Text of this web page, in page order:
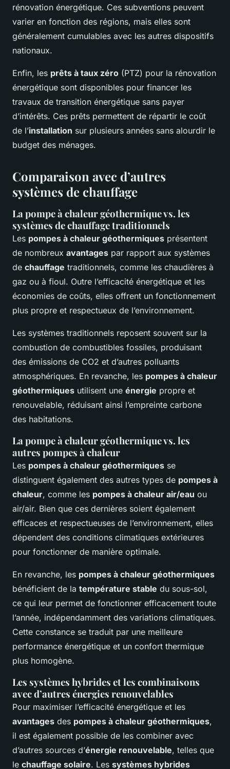
rénovation énergétique. Ces subventions peuvent
varier en fonction des régions, mais elles sont
généralement cumulables avec les autres dispositifs
nationaux.
Enfin, les prêts à taux zéro (PTZ) pour la rénovation
énergétique sont disponibles pour financer les
travaux de transition énergétique sans payer
d’intérêts. Ces prêts permettent de répartir le coût
de l’installation sur plusieurs années sans alourdir le
budget des ménages.
Comparaison avec d’autres
systèmes de chauffage
La pompe à chaleur géothermique vs. les
systèmes de chauffage traditionnels
Les pompes à chaleur géothermiques présentent
de nombreux avantages par rapport aux systèmes
de chauffage traditionnels, comme les chaudières à
gaz ou à fioul. Outre l’efficacité énergétique et les
économies de coûts, elles offrent un fonctionnement
plus propre et respectueux de l’environnement.
Les systèmes traditionnels reposent souvent sur la
combustion de combustibles fossiles, produisant
des émissions de CO2 et d’autres polluants
atmosphériques. En revanche, les pompes à chaleur
géothermiques utilisent une énergie propre et
renouvelable, réduisant ainsi l’empreinte carbone
des habitations.
La pompe à chaleur géothermique vs. les
autres pompes à chaleur
Les pompes à chaleur géothermiques se
distinguent également des autres types de pompes à
chaleur, comme les pompes à chaleur air/eau ou
air/air. Bien que ces dernières soient également
efficaces et respectueuses de l’environnement, elles
dépendent des conditions climatiques extérieures
pour fonctionner de manière optimale.
En revanche, les pompes à chaleur géothermiques
bénéficient de la température stable du sous-sol,
ce qui leur permet de fonctionner efficacement toute
l’année, indépendamment des variations climatiques.
Cette constance se traduit par une meilleure
performance énergétique et un confort thermique
plus homogène.
Les systèmes hybrides et les combinaisons
avec d’autres énergies renouvelables
Pour maximiser l’efficacité énergétique et les
avantages des pompes à chaleur géothermiques,
il est également possible de les combiner avec
d’autres sources d’énergie renouvelable, telles que
le chauffage solaire. Les systèmes hybrides